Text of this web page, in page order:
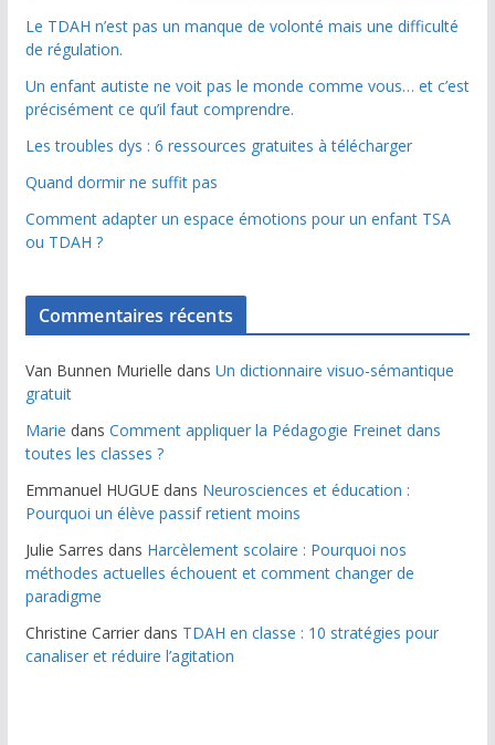
Le TDAH n’est pas un manque de volonté mais une difficulté
de régulation.
Un enfant autiste ne voit pas le monde comme vous… et c’est
précisément ce qu’il faut comprendre.
Les troubles dys : 6 ressources gratuites à télécharger
Quand dormir ne suffit pas
Comment adapter un espace émotions pour un enfant TSA
ou TDAH ?
Commentaires récents
Van Bunnen Murielle dans Un dictionnaire visuo-sémantique
gratuit
Marie dans Comment appliquer la Pédagogie Freinet dans
toutes les classes ?
Emmanuel HUGUEdans Neurosciences et éducation :
Pourquoi un élève passif retient moins
Julie Sarres dans Harcèlement scolaire : Pourquoi nos
méthodes actuelles échouent et comment changer de
paradigme
Christine Carrierdans TDAH en classe : 10 stratégies pour
canaliser et réduire l’agitation